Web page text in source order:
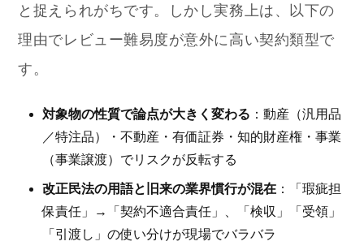
と捉えられがちです。しかし実務上は、以下の
理由でレビュー難易度が意外に高い契約類型で
す。
対象物の性質で論点が大きく変わる ：動産（汎用品
／特注品）・不動産・有価証券・知的財産権・事業
（事業譲渡）でリスクが反転する
改正民法の用語と旧来の業界慣行が混在 ：「瑕疵担
保責任」→「契約不適合責任」、「検収」「受領」
「引渡し」の使い分けが現場でバラバラ